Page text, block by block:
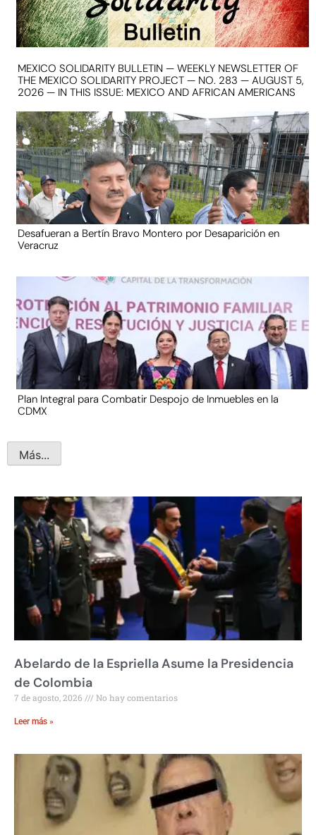
MEXICO SOLIDARITY BULLETIN — WEEKLY NEWSLETTER OF
THE MEXICO SOLIDARITY PROJECT — NO. 283 — AUGUST 5,
2026 — IN THIS ISSUE: MEXICO AND AFRICAN AMERICANS
Desafueran a Bertín Bravo Montero por Desaparición en
Veracruz
Plan Integral para Combatir Despojo de Inmuebles en la
CDMX
Más...
Abelardo de la Espriella Asume la Presidencia
de Colombia
7 de agosto, 2026 No hay comentarios
Leer más »